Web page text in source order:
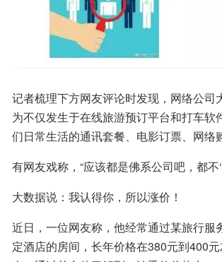
记者梳理下方网友评论时发现，网络公司
为不仅发生于在线旅游预订平台和打车软
们日常生活的通讯套餐、电影订票、网络
有网友戏称，“应该都是佛系公司吧，都不‘
大数据说：我认得你，所以涨价！
近日，一位网友称，他经常通过某旅行服
定酒店的房间，长年价格在380元到400